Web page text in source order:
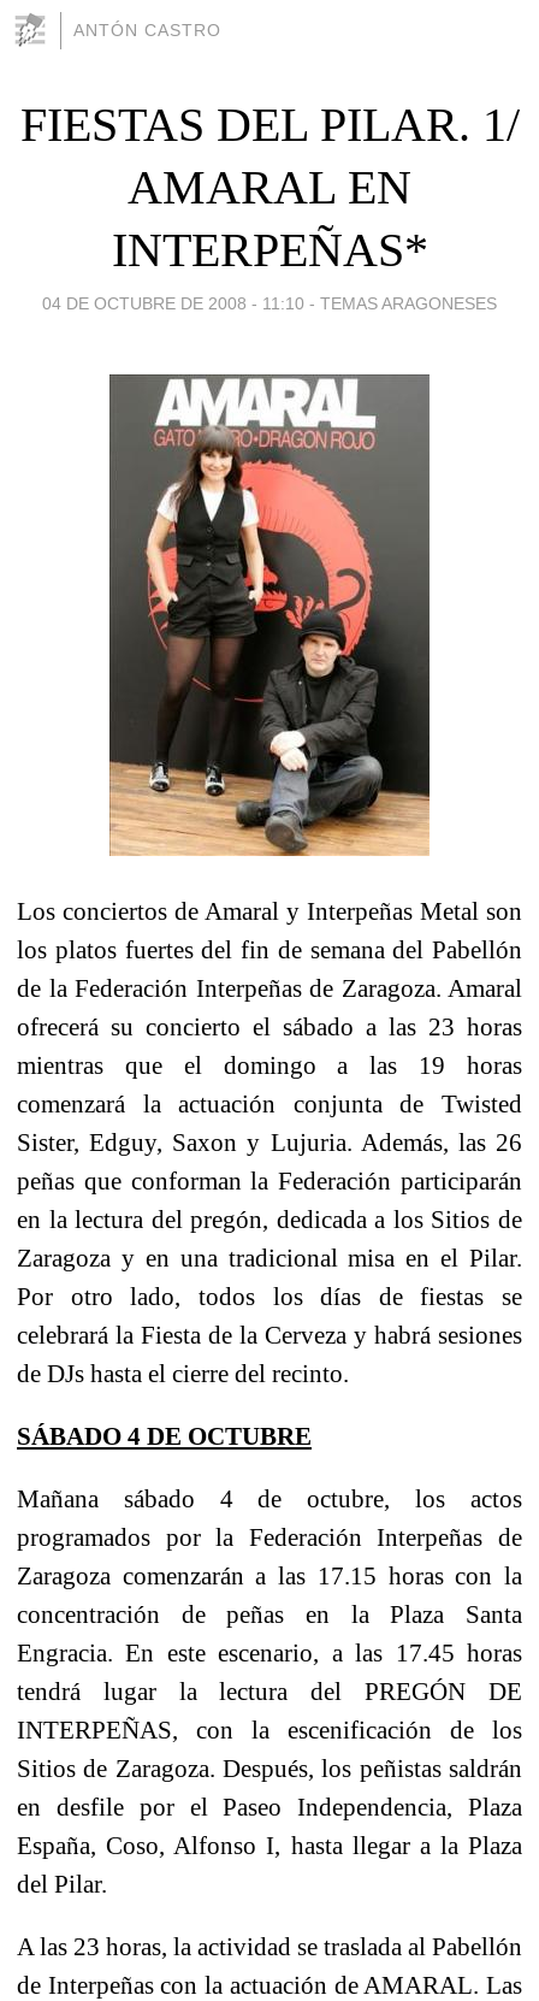
ANTÓN CASTRO
FIESTAS DEL PILAR. 1/
AMARAL EN
INTERPEÑAS*
04 DE OCTUBRE DE 2008 - 11:10 - TEMAS ARAGONESES
Los conciertos de Amaral y Interpeñas Metal son
los platos fuertes del fin de semana del Pabellón
de la Federación Interpeñas de Zaragoza. Amaral
ofrecerá su concierto el sábado a las 23 horas
mientras que el domingo a las 19 horas
comenzará la actuación conjunta de Twisted
Sister, Edguy, Saxon y Lujuria. Además, las 26
peñas que conforman la Federación participarán
en la lectura del pregón, dedicada a los Sitios de
Zaragoza y en una tradicional misa en el Pilar.
Por otro lado, todos los días de fiestas se
celebrará la Fiesta de la Cerveza y habrá sesiones
de DJs hasta el cierre del recinto.
SÁBADO 4 DE OCTUBRE
Mañana sábado 4 de octubre, los actos
programados por la Federación Interpeñas de
Zaragoza comenzarán a las 17.15 horas con la
concentración de peñas en la Plaza Santa
Engracia. En este escenario, a las 17.45 horas
tendrá lugar la lectura del PREGÓN DE
INTERPEÑAS, con la escenificación de los
Sitios de Zaragoza. Después, los peñistas saldrán
en desfile por el Paseo Independencia, Plaza
España, Coso, Alfonso I, hasta llegar a la Plaza
del Pilar.
A las 23 horas, la actividad se traslada al Pabellón
de Interpeñas con la actuación de AMARAL. Las